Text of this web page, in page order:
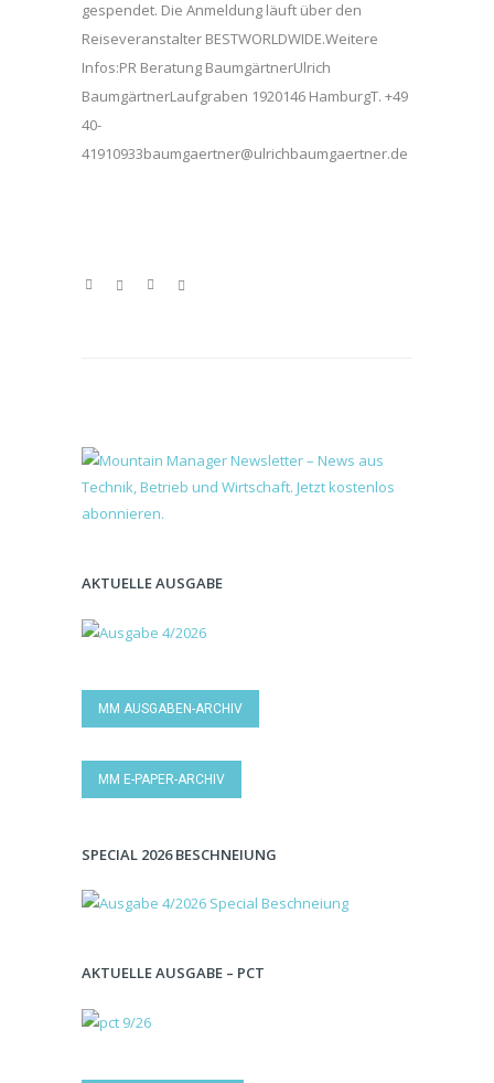
gespendet. Die Anmeldung läuft über den
Reiseveranstalter BESTWORLDWIDE.Weitere
Infos:PR Beratung BaumgärtnerUlrich
BaumgärtnerLaufgraben 1920146 HamburgT. +49
40-
41910933baumgaertner@ulrichbaumgaertner.de
AKTUELLE AUSGABE
MM AUSGABEN-ARCHIV
MM E-PAPER-ARCHIV
SPECIAL 2026 BESCHNEIUNG
AKTUELLE AUSGABE – PCT